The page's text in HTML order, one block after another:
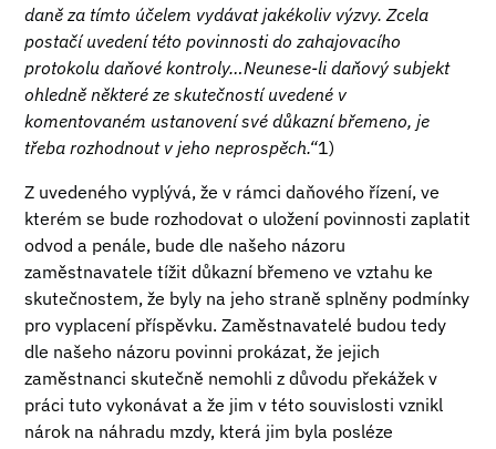
daně za tímto účelem vydávat jakékoliv výzvy. Zcela
postačí uvedení této povinnosti do zahajovacího
protokolu daňové kontroly…Neunese-li daňový subjekt
ohledně některé ze skutečností uvedené v
komentovaném ustanovení své důkazní břemeno, je
třeba rozhodnout v jeho neprospěch.“1)
Z uvedeného vyplývá, že v rámci daňového řízení, ve
kterém se bude rozhodovat o uložení povinnosti zaplatit
odvod a penále, bude dle našeho názoru
zaměstnavatele tížit důkazní břemeno ve vztahu ke
skutečnostem, že byly na jeho straně splněny podmínky
pro vyplacení příspěvku. Zaměstnavatelé budou tedy
dle našeho názoru povinni prokázat, že jejich
zaměstnanci skutečně nemohli z důvodu překážek v
práci tuto vykonávat a že jim v této souvislosti vznikl
nárok na náhradu mzdy, která jim byla posléze